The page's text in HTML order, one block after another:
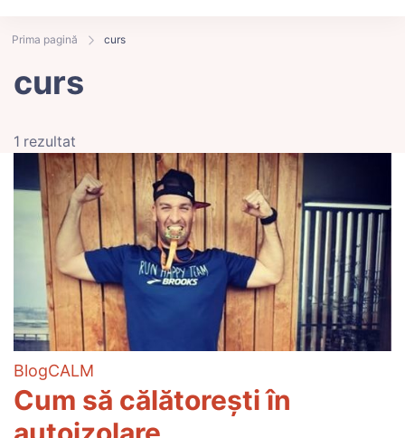
Prima pagină curs
curs
1 rezultat
BlogCALM
Cum să călătorești în